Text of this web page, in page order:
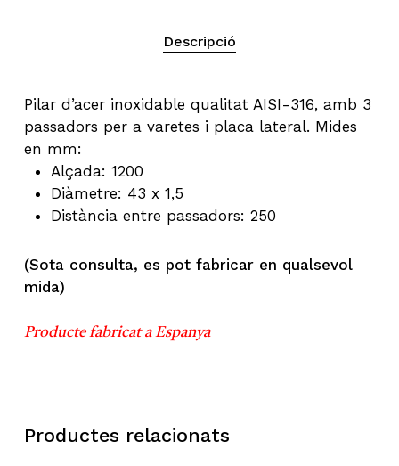
Descripció
Pilar d’acer inoxidable qualitat AISI-316, amb 3
passadors per a varetes i placa lateral. Mides
en mm:
Alçada: 1200
Diàmetre: 43 x 1,5
Distància entre passadors: 250 ​
(Sota consulta, es pot fabricar en qualsevol
mida)
Producte fabricat a Espanya
Productes relacionats